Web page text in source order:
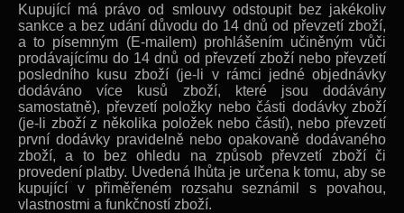
Kupující má právo od smlouvy odstoupit bez jakékoliv
sankce a bez udání důvodu do 14 dnů od převzetí zboží,
a to písemným (E-mailem) prohlášením učiněným vůči
prodávajícímu do 14 dnů od převzetí zboží nebo převzetí
posledního kusu zboží (je-li v rámci jedné objednávky
dodáváno více kusů zboží, které jsou dodávány
samostatně), převzetí položky nebo části dodávky zboží
(je-li zboží z několika položek nebo částí), nebo převzetí
první dodávky pravidelně nebo opakovaně dodávaného
zboží, a to bez ohledu na způsob převzetí zboží či
provedení platby. Uvedená lhůta je určena k tomu, aby se
kupující v přiměřeném rozsahu seznámil s povahou,
vlastnostmi a funkčností zboží.